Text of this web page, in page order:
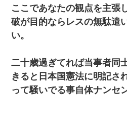
ここであなたの観点を主張
破が目的ならレスの無駄遣
い。
二十歳過ぎてれば当事者同
きると日本国憲法に明記さ
って騒いでる事自体ナンセ